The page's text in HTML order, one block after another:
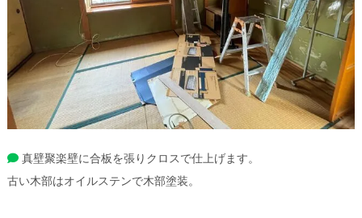
真壁聚楽壁に合板を張りクロスで仕上げます。
古い木部はオイルステンで木部塗装。